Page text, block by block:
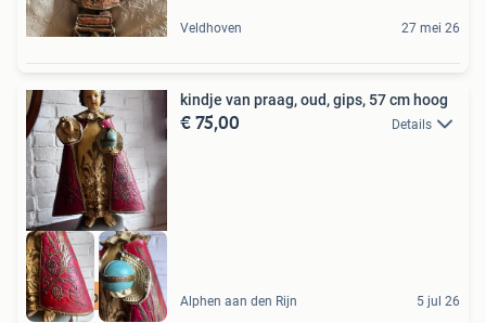
Veldhoven 27 mei 26
De Doofpot Antiek
kindje van praag, oud, gips, 57 cm hoog
€ 75,00 Details
Alphen aan den Rijn 5 jul 26